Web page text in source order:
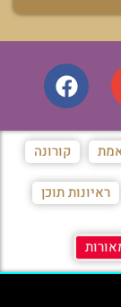
קורונה
ראיונות תוכן